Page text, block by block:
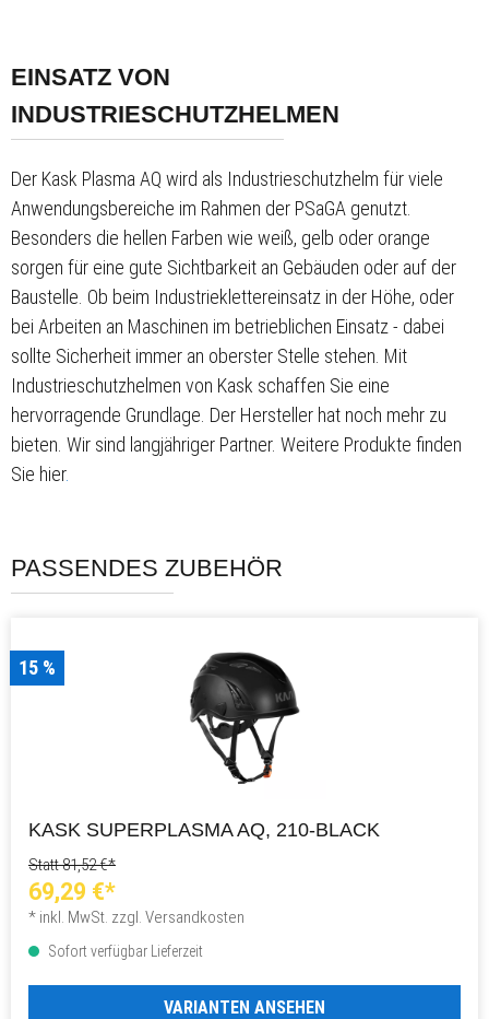
EINSATZ VON
INDUSTRIESCHUTZHELMEN
Der Kask Plasma AQ wird als Industrieschutzhelm für viele
Anwendungsbereiche im Rahmen der PSaGA genutzt.
Besonders die hellen Farben wie weiß, gelb oder orange
sorgen für eine gute Sichtbarkeit an Gebäuden oder auf der
Baustelle. Ob beim Industrieklettereinsatz in der Höhe, oder
bei Arbeiten an Maschinen im betrieblichen Einsatz - dabei
sollte Sicherheit immer an oberster Stelle stehen. Mit
Industrieschutzhelmen von Kask schaffen Sie eine
hervorragende Grundlage. Der Hersteller hat noch mehr zu
bieten. Wir sind langjähriger Partner. Weitere Produkte finden
Sie hier.
PASSENDES ZUBEHÖR
15 %
KASK SUPERPLASMA AQ, 210-BLACK
Statt 81,52 €*
69,29 €*
* inkl. MwSt. zzgl. Versandkosten
Sofort verfügbar Lieferzeit
VARIANTEN ANSEHEN